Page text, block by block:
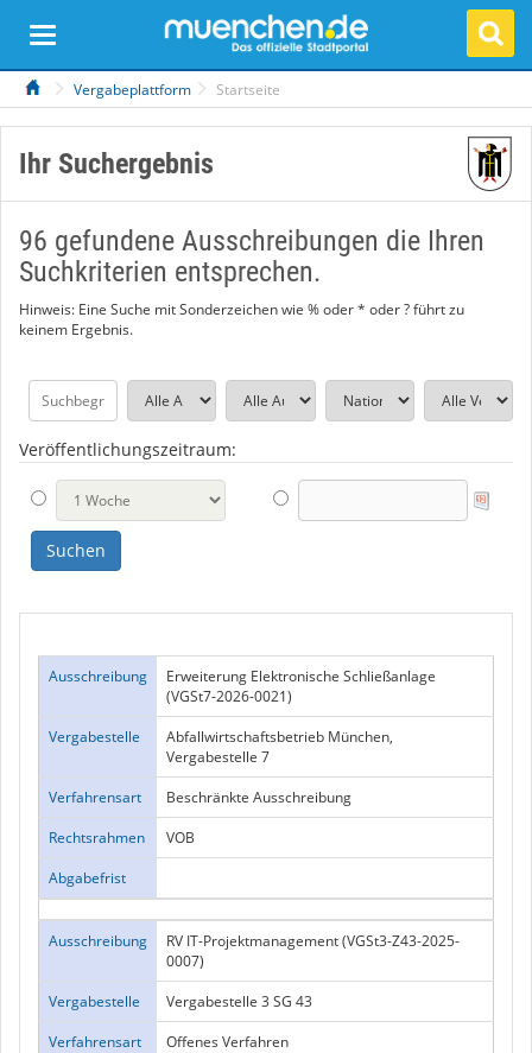
Vergabeplattform Startseite
Ihr Suchergebnis
96 gefundene Ausschreibungen die Ihren
Suchkriterien entsprechen.
Hinweis: Eine Suche mit Sonderzeichen wie % oder * oder ? führt zu
keinem Ergebnis.
Veröffentlichungszeitraum:
Ausschreibung
Erweiterung Elektronische Schließanlage
(VGSt7-2026-0021)
Vergabestelle
Abfallwirtschaftsbetrieb München,
Vergabestelle 7
Verfahrensart
Beschränkte Ausschreibung
Rechtsrahmen
VOB
Abgabefrist
Ausschreibung
RV IT-Projektmanagement (VGSt3-Z43-2025-
0007)
Vergabestelle
Vergabestelle 3 SG 43
Verfahrensart
Offenes Verfahren